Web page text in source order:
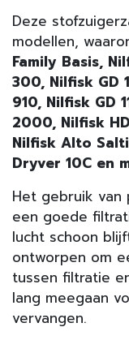
Deze
modellen,
Family Basis,
300, Nilfisk GD
910, Nilfisk GD
2000, Nilfisk
Nilfisk Alto
Dryver 10C en
Het gebruik van
een goede
lucht schoon
ontworpen om
tussen filtratie
lang meegaan
vervangen.